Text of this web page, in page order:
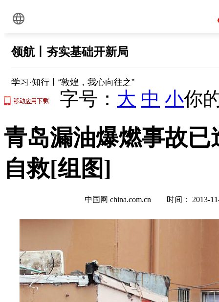
字号： 大 中 小你
青岛漏油爆燃事故
自救[组图]
中国网 china.com.cn 时间：